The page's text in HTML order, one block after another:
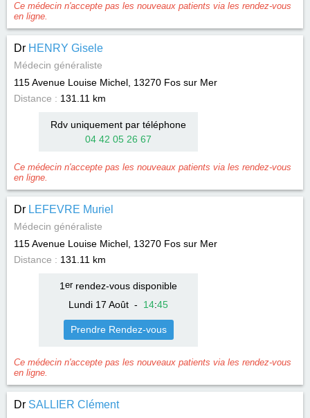
Ce médecin n'accepte pas les nouveaux patients via les rendez-vous
en ligne.
Dr HENRY Gisele
Médecin généraliste
115 Avenue Louise Michel, 13270 Fos sur Mer
Distance : 131.11 km
Rdv uniquement par téléphone
04 42 05 26 67
Ce médecin n'accepte pas les nouveaux patients via les rendez-vous
en ligne.
Dr LEFEVRE Muriel
Médecin généraliste
115 Avenue Louise Michel, 13270 Fos sur Mer
Distance : 131.11 km
1 errendez-vous disponible
Lundi 17 Août - 14:45
Prendre Rendez-vous
Ce médecin n'accepte pas les nouveaux patients via les rendez-vous
en ligne.
Dr SALLIER Clément